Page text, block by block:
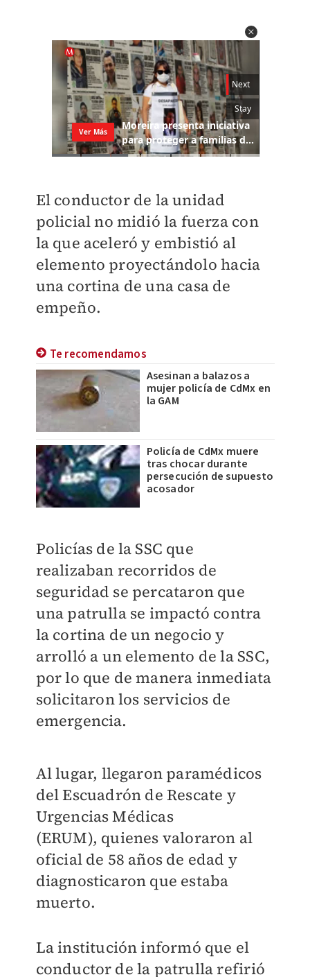
El conductor de la unidad
policial no midió la fuerza con
la que aceleró y embistió al
elemento proyectándolo hacia
una cortina de una casa de
empeño.
Te recomendamos
Asesinan a balazos a
mujer policía de CdMx en
la GAM
Policía de CdMx muere
tras chocar durante
persecución de supuesto
acosador
Policías de la SSC que
realizaban recorridos de
seguridad se percataron que
una patrulla se impactó contra
la cortina de un negocio y
arrolló a un elemento de la SSC,
por lo que de manera inmediata
solicitaron los servicios de
emergencia.
Al lugar, llegaron paramédicos
delEscuadrón de Rescate y
Urgencias Médicas
(ERUM), quienes valoraron al
oficial de 58 años de edad y
diagnosticaron que estaba
muerto.
La institución informó que el
conductor de la patrulla refirió